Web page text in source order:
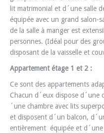
lit matrimonial et d´une salle
équipée avec un grand salon-
de la salle à manger est
personnes. (Idéal pour des
disposant de la vaisselle et
Appartement étage 1 et 2 :
Ce sont des appartements
Chacun d´eux dispose d´une
´une chambre avec lits
et disposent d´un balcon,
entièrement équipée et d´une